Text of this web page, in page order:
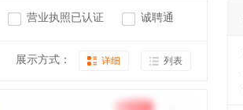
营业执照已认证 诚聘通
展示方式： 详细 列表